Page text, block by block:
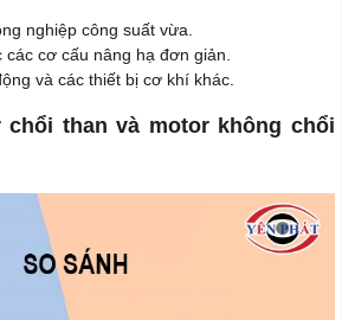
nghiệp công suất vừa.
các cơ cấu nâng hạ đơn giản.
và các thiết bị cơ khí khác.
chổi than và motor không chổi